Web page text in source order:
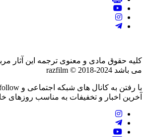
کلیه حقوق مادی و معنوی ترجمه این آثار
می باشد razfilm © 2018-2024
آخرین اخبار و تخفیفات به مناسب روزهای